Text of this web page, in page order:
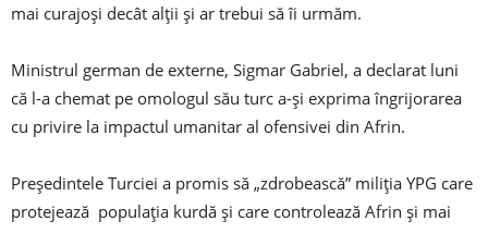
mai curajoși decât alții și ar trebui să îi urmăm.
Ministrul german de externe, Sigmar Gabriel, a declarat luni
că l-a chemat pe omologul său turc a-și exprima îngrijorarea
cu privire la impactul umanitar al ofensivei din Afrin.
Președintele Turciei a promis să „zdrobească” miliția YPG care
protejează populația kurdă și care controlează Afrin și mai